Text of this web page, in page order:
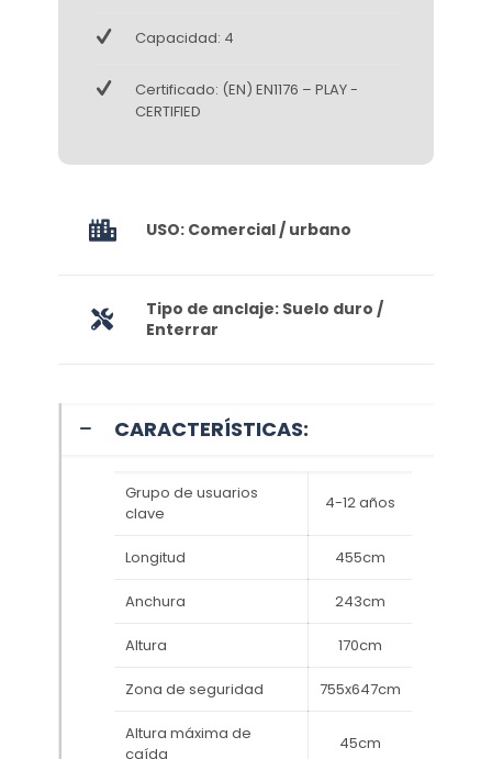
Capacidad: 4
Certificado: (EN) EN1176 – PLAY -
CERTIFIED
USO: Comercial / urbano
Tipo de anclaje: Suelo duro /
Enterrar
CARACTERÍSTICAS:
Grupo de usuarios
clave
4-12 años
Longitud 455cm
Anchura 243cm
Altura 170cm
Zona de seguridad 755x647cm
Altura máxima de
caída
45cm